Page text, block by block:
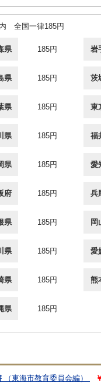
全国一律185円
県 185円 岩
県 185円 茨
県 185円 東
県 185円 福
県 185円 愛
府 185円 兵
県 185円 岡
県 185円 愛
県 185円 熊
県 185円
（東海市教育委員会編）